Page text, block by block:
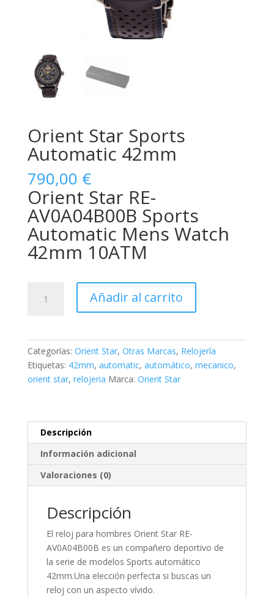
Orient Star Sports
Automatic 42mm
790,00 €
Orient Star RE-
AV0A04B00B Sports
Automatic Mens Watch
42mm 10ATM
cantidad
Añadir al carrito
Categorías: Orient Star, Otras Marcas, Relojería
Etiquetas: 42mm, automatic, automático, mecanico,
orient star, relojeria Marca: Orient Star
Descripción
Información adicional
Valoraciones (0)
Descripción
El reloj para hombres Orient Star RE-
AV0A04B00B es un compañero deportivo de
la serie de modelos Sports automático
42mm.Una elección perfecta si buscas un
reloj con un aspecto vívido.